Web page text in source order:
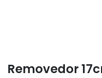
Removedor